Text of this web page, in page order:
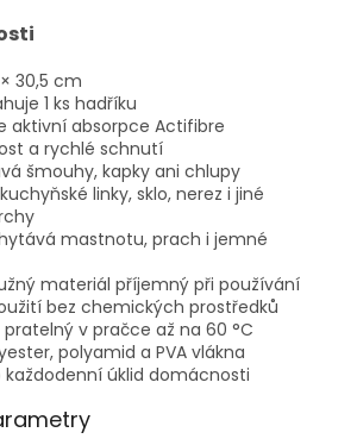
30,5 cm
1 ks hadříku
aktivní absorpce Actifibre
a rychlé schnutí
šmouhy, kapky ani chlupy
linky, sklo, nerez i jiné
mastnotu, prach i jemné
materiál příjemný při používání
bez chemických prostředků
v pračce až na 60 °C
polyamid a PVA vlákna
úklid domácnosti